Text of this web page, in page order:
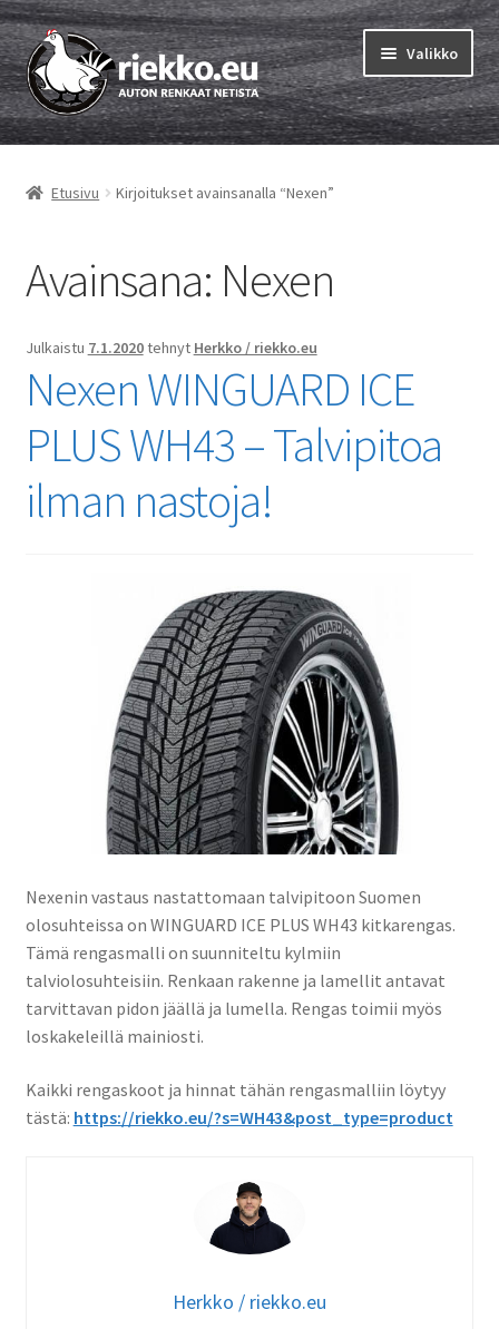
Siirry
navigointiin
Siirry
sisältöön
Valikko
Etusivu
Vinkit & ohjeet
Tilausohjeet
Rengastestit
Yhteys
Etusivu Kirjoitukset avainsanalla “Nexen”
Avainsana: Nexen
Julkaistu 7.1.2020tehnyt Herkko / riekko.eu
Nexen WINGUARD ICE
PLUS WH43 – Talvipitoa
ilman nastoja!
Nexenin vastaus nastattomaan talvipitoon Suomen
olosuhteissa on WINGUARD ICE PLUS WH43 kitkarengas.
Tämä rengasmalli on suunniteltu kylmiin
talviolosuhteisiin. Renkaan rakenne ja lamellit antavat
tarvittavan pidon jäällä ja lumella. Rengas toimii myös
loskakeleillä mainiosti.
Kaikki rengaskoot ja hinnat tähän rengasmalliin löytyy
tästä: https://riekko.eu/?s=WH43&post_type=product
Herkko / riekko.eu